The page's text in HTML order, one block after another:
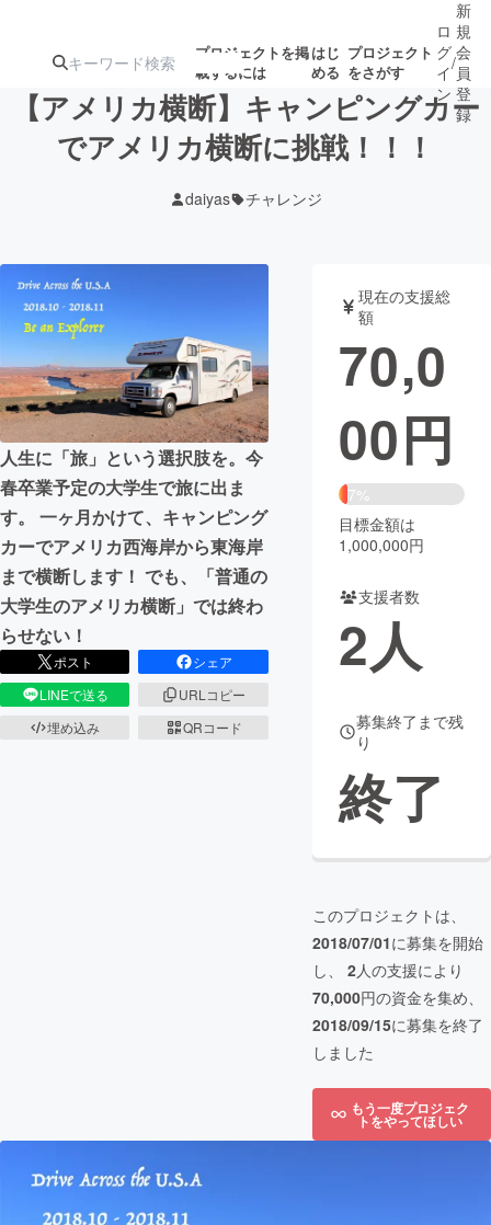
プロジェクトを掲
載するには
はじ
める
プロジェクト
をさがす
ジェクト
ロジェクト
アート・写真 音楽
テクノロジー・ガジェット ゲーム・
映像・映画 書籍・雑誌
ビジネス・起業 チャレンジ
まちづくり・地域活性化
CAMPFIRE for Social Good
CAMPFIRE Creation
コミュニティ
ロ
グ
イ
ン
/
新
規
会
員
登
録
【アメリカ横断】キャンピングカー
でアメリカ横断に挑戦！！！
daiyas チャレンジ
人生に「旅」という選択肢を。今
春卒業予定の大学生で旅に出ま
す。 一ヶ月かけて、キャンピング
カーでアメリカ西海岸から東海岸
まで横断します！ でも、「普通の
大学生のアメリカ横断」では終わ
らせない！
ポスト
シェア
LINEで送る
URLコピー
埋め込み
QRコード
現在の支援総
額
70,0
00円
7%
目標金額は
1,000,000円
支援者数
2人
募集終了まで残
り
終了
このプロジェクトは、
2018/07/01に募集を開始
し、 2人の支援により
70,000円の資金を集め、
2018/09/15に募集を終了
しました
もう一度プロジェク
トをやってほしい